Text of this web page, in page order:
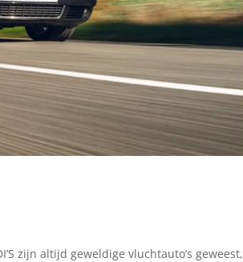
zijn altijd geweldige vluchtauto’s geweest,